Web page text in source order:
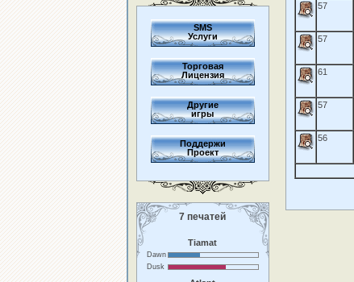
SMS
Услуги
Торговая
Лицензия
Другие
игры
Поддержи
Проект
7 печатей
Tiamat
Dawn
Dusk
57
57
61
57
56